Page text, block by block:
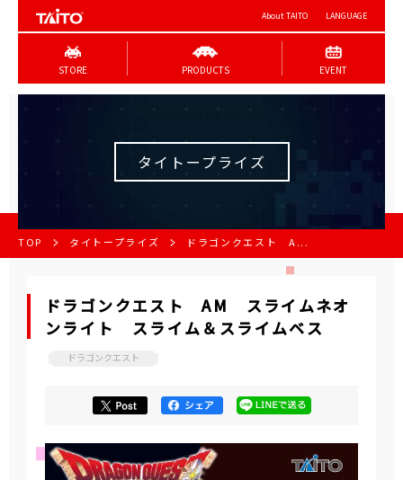
About TAITO LANGUAGE
STORE PRODUCTS EVENT
タイトープライズ
TOP タイトープライズ ドラゴンクエスト A...
ドラゴンクエスト AM スライムネオ
ンライト スライム＆スライムベス
ドラゴンクエスト